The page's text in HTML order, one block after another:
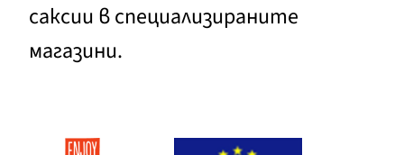
саксии в специализираните
магазини.